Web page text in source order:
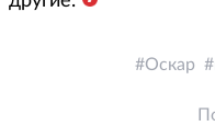
Оскар